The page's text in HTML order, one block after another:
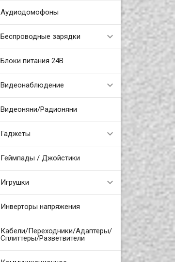
Аудиодомофоны
Беспроводные зарядки
Блоки питания 24В
Видеонаблюдение
Видеоняни/Радионяни
Гаджеты
Геймпады / Джойстики
Игрушки
Инверторы напряжения
Кабели/Переходники/Адаптеры/
Сплиттеры/Разветвители